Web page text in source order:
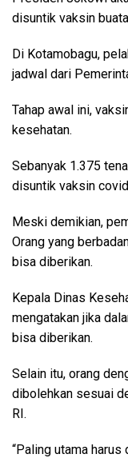
disuntik vaksin
Di Kotamobagu,
jadwal dari
Tahap awal ini,
kesehatan.
Sebanyak 1.375
disuntik vaksin
Meski demikian,
Orang yang
bisa diberikan.
Kepala Dinas
mengatakan jika
bisa diberikan.
Selain itu, orang
dibolehkan sesuai
RI.
“Paling utama